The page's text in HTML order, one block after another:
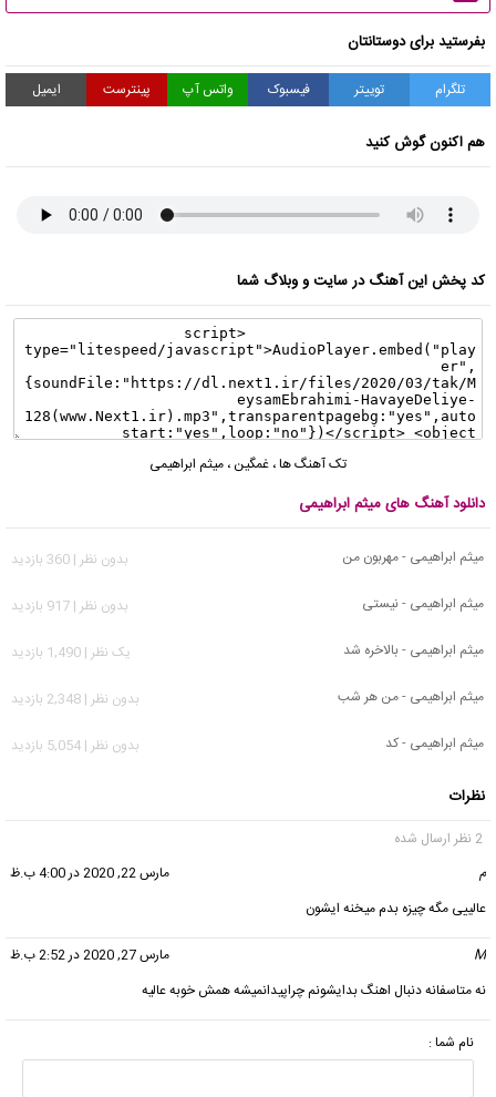
بفرستید برای دوستانتان
تلگرام توییتر فیسبوک واتس آپ پینترست ایمیل
هم اکنون گوش کنید
کد پخش این آهنگ در سایت و وبلاگ شما
تک آهنگ ها، غمگین ، میثم ابراهیمی
دانلود آهنگ های میثم ابراهیمی
میثم ابراهیمی - مهربون من
بدون نظر | 360 بازدید
میثم ابراهیمی - نیستی
بدون نظر | 917 بازدید
میثم ابراهیمی - بالاخره شد
يک نظر | 1,490 بازدید
میثم ابراهیمی - من هر شب
بدون نظر | 2,348 بازدید
میثم ابراهیمی - کد
بدون نظر | 5,054 بازدید
نظرات
2 نظر ارسال شده
م
مارس 22, 2020 در 4:00 ب.ظ
عالییی مگه چیزه بدم میخنه ایشون
M
مارس 27, 2020 در 2:52 ب.ظ
نه متاسفانه دنبال اهنگ بدایشونم چراپیدانمیشه همش خوبه عالیه
نام شما :